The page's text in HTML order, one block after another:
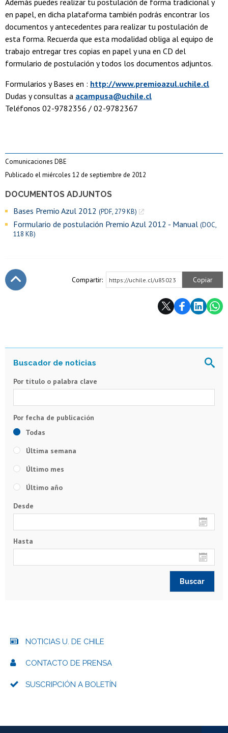
DOCUMENTOS ADJUNTOS
Bases Premio Azul 2012 (PDF, 279 KB)
Formulario de postulación Premio Azul 2012 - Manual (DOC,
118 KB)
en papel, en dicha plataforma también podrás encontrar los
documentos y antecedentes para realizar tu postulación de
esta forma. Recuerda que esta modalidad obliga al equipo de
trabajo entregar tres copias en papel y una en CD del
formulario de postulación y todos los documentos adjuntos.
Formularios y Bases en : http://www.premioazul.uchile.cl
Dudas y consultas a acampusa@uchile.cl
Teléfonos 02-9782356 / 02-9782367
Comunicaciones DBE
Publicado el miércoles 12 de septiembre de 2012
Compartir: https://uchile.cl/u85023 Copiar
Por título o palabra clave
Todas
Última semana
Último mes
Último año
Desde
Hasta
NOTICIAS U. DE CHILE
CONTACTO DE PRENSA
SUSCRIPCIÓN A BOLETÍN